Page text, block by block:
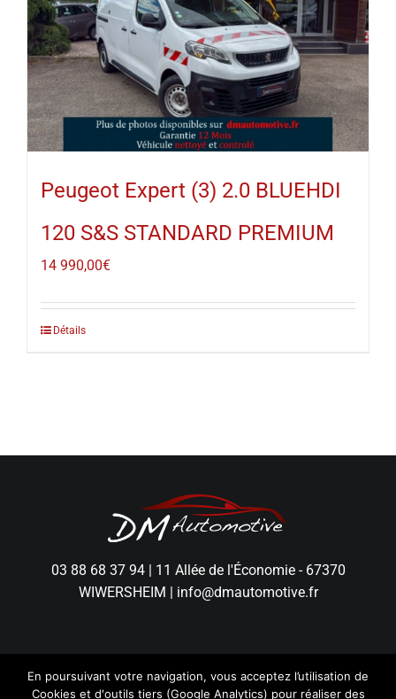
Peugeot Expert (3) 2.0 BLUEHDI
120 S&S STANDARD PREMIUM
14 990,00€
Détails
03 88 68 37 94| 11 Allée de l'Économie - 67370
WIWERSHEIM | info@dmautomotive.fr
En poursuivant votre navigation, vous acceptez l’utilisation de
Cookies et d'outils tiers (Google Analytics) pour réaliser des